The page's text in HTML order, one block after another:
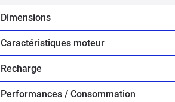
Dimensions
Caractéristiques moteur
Recharge
Performances / Consommation